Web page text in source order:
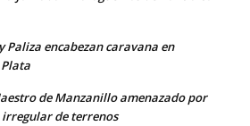
Paliza encabezan caravana en
de Manzanillo amenazado por
de terrenos